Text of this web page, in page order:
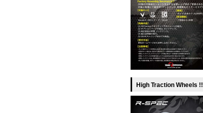
High Traction Wheels !!